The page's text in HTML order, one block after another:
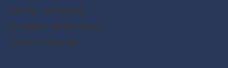
Zwroty i reklamacje
Formularz zwrotu towaru
Opinie Trustmate